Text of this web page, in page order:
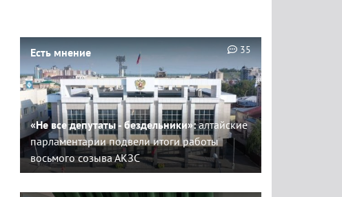
Есть мнение
«Не все депутаты - бездельники»:алтайские
парламентарии подвели итоги работы
восьмого созыва АКЗС
35